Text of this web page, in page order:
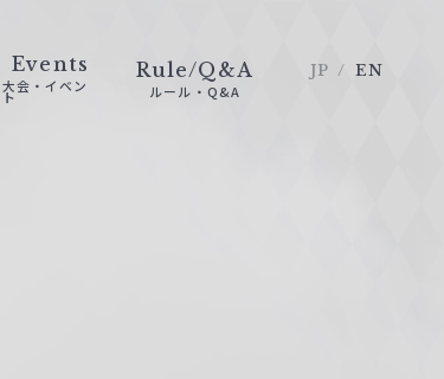
Events
大会・イベン
ト
Rule/Q&A
ルール・Q&A
JP EN